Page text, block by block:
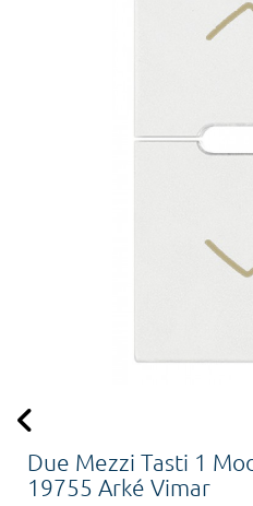
Due Mezzi Tasti 1
19755 Arké Vimar